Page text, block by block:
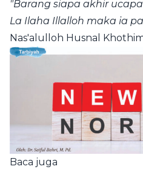
"Barang siapa akhir
La Ilaha Illalloh maka ia
Nas'alulloh Husnal
Baca juga